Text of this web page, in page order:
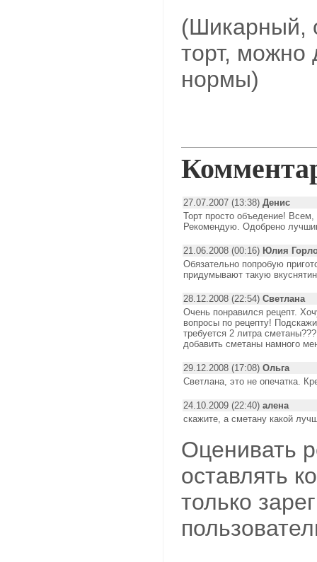
(Шикарный,
торт, можно
нормы)
27.07.2007 (13:38) Денис
Торт просто объедение! Всем,
Рекомендую. Одобрено
21.06.2008 (00:16) Юлия
Обязательно попробую
придумывают такую
28.12.2008 (22:54) Светлана
Очень понравился рецепт.
вопросы по рецепту!
требуется 2 литра
добавить сметаны намного
29.12.2008 (17:08) Ольга
Светлана, это не опечатка.
24.10.2009 (22:40) алена
скажите, а сметану какой
Оценивать
оставлять
только